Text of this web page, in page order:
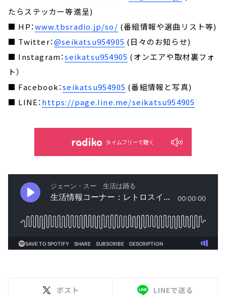
たらステッカー等進呈)
■ HP：www.tbsradio.jp/so/ (番組情報や選曲リスト等)
■ Twitter：@seikatsu954905 (日々のお知らせ)
■ Instagram：seikatsu954905 (オンエアや取材裏フォ
ト）
■ Facebook：seikatsu954905 (番組情報と写真)
■ LINE：https://page.line.me/seikatsu954905
タイムフリーで聴く
ポスト LINEで送る